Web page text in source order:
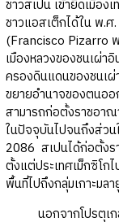
ชาวสเปน เข้ายึดเมือ
ชาวแอสเต็กได้ใน พ.ศ
(Francisco Pizarro
เมืองหลวงของชนเผ่า
ครองดินแดนของชนเผ่
ขยายอำนาจของตนอ
สามารถก่อตั้งราชอา
ในปัจจุบันไปจนถึงส่ว
2086 สเปนได้ก่อตั้งร
ตั้งแต่ประเทศเม็กซิโก
พื้นที่ไปถึงกลุ่มเกาะมล
นอกจากโปรตุเกส